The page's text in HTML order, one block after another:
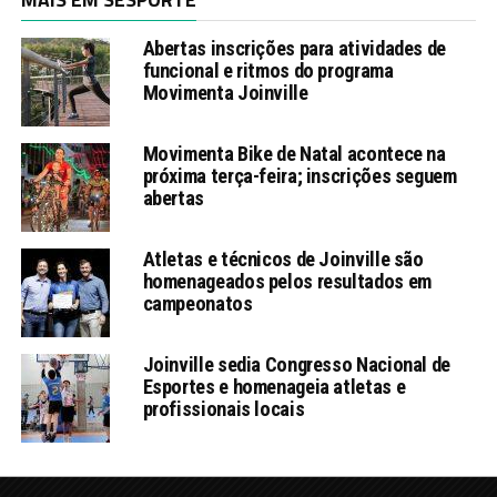
Abertas inscrições para atividades de
funcional e ritmos do programa
Movimenta Joinville
Movimenta Bike de Natal acontece na
próxima terça-feira; inscrições seguem
abertas
Atletas e técnicos de Joinville são
homenageados pelos resultados em
campeonatos
Joinville sedia Congresso Nacional de
Esportes e homenageia atletas e
profissionais locais